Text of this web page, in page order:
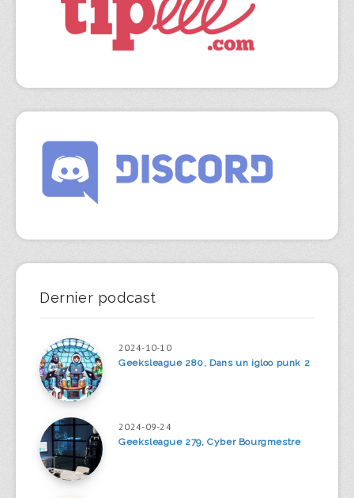
Dernier podcast
2024-10-10
Geeksleague 280, Dans un igloo punk 2
2024-09-24
Geeksleague 279, Cyber Bourgmestre